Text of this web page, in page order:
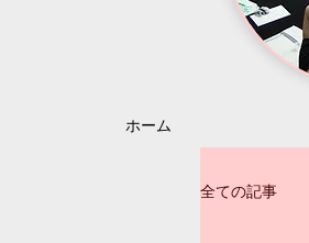
ホーム
全ての記事